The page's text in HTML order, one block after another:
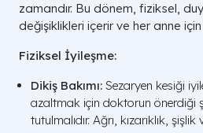
zamandır. Bu dönem, fiziksel,
değişiklikleri içerir ve her anne
Fiziksel İyileşme:
Dikiş Bakımı: Sezaryen kesiği
azaltmak için doktorun önerdiği
tutulmalıdır. Ağrı, kızarıklık,